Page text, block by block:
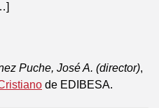
Puche, José A. (director),
de EDIBESA.